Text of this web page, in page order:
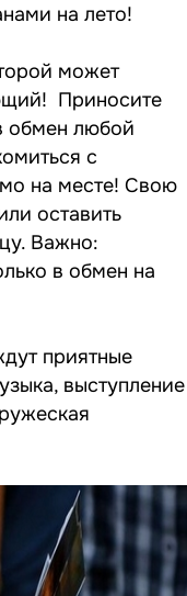
на лето!
может
Приносите
обмен любой
с
на месте! Свою
оставить
Важно:
в обмен на
приятные
выступление